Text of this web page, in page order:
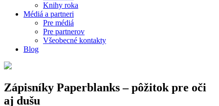
Knihy roka
Médiá a partneri
Pre médiá
Pre partnerov
Všeobecné kontakty
Blog
Zápisníky Paperblanks – pôžitok pre oči
aj dušu